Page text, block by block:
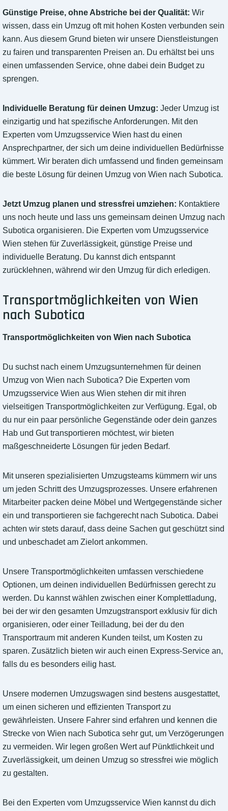
Günstige Preise, ohne Abstriche bei der Qualität: Wir
wissen, dass ein Umzug oft mit hohen Kosten verbunden sein
kann. Aus diesem Grund bieten wir unsere Dienstleistungen
zu fairen und transparenten Preisen an. Du erhältst bei uns
einen umfassenden Service, ohne dabei dein Budget zu
sprengen.
Individuelle Beratung für deinen Umzug: Jeder Umzug ist
einzigartig und hat spezifische Anforderungen. Mit den
Experten vom Umzugsservice Wien hast du einen
Ansprechpartner, der sich um deine individuellen Bedürfnisse
kümmert. Wir beraten dich umfassend und finden gemeinsam
die beste Lösung für deinen Umzug von Wien nach Subotica.
Jetzt Umzug planen und stressfrei umziehen: Kontaktiere
uns noch heute und lass uns gemeinsam deinen Umzug nach
Subotica organisieren. Die Experten vom Umzugsservice
Wien stehen für Zuverlässigkeit, günstige Preise und
individuelle Beratung. Du kannst dich entspannt
zurücklehnen, während wir den Umzug für dich erledigen.
Transportmöglichkeiten von Wien
nach Subotica
Transportmöglichkeiten von Wien nach Subotica
Du suchst nach einem Umzugsunternehmen für deinen
Umzug von Wien nach Subotica? Die Experten vom
Umzugsservice Wien aus Wien stehen dir mit ihren
vielseitigen Transportmöglichkeiten zur Verfügung. Egal, ob
du nur ein paar persönliche Gegenstände oder dein ganzes
Hab und Gut transportieren möchtest, wir bieten
maßgeschneiderte Lösungen für jeden Bedarf.
Mit unseren spezialisierten Umzugsteams kümmern wir uns
um jeden Schritt des Umzugsprozesses. Unsere erfahrenen
Mitarbeiter packen deine Möbel und Wertgegenstände sicher
ein und transportieren sie fachgerecht nach Subotica. Dabei
achten wir stets darauf, dass deine Sachen gut geschützt sind
und unbeschadet am Zielort ankommen.
Unsere Transportmöglichkeiten umfassen verschiedene
Optionen, um deinen individuellen Bedürfnissen gerecht zu
werden. Du kannst wählen zwischen einer Komplettladung,
bei der wir den gesamten Umzugstransport exklusiv für dich
organisieren, oder einer Teilladung, bei der du den
Transportraum mit anderen Kunden teilst, um Kosten zu
sparen. Zusätzlich bieten wir auch einen Express-Service an,
falls du es besonders eilig hast.
Unsere modernen Umzugswagen sind bestens ausgestattet,
um einen sicheren und effizienten Transport zu
gewährleisten. Unsere Fahrer sind erfahren und kennen die
Strecke von Wien nach Subotica sehr gut, um Verzögerungen
zu vermeiden. Wir legen großen Wert auf Pünktlichkeit und
Zuverlässigkeit, um deinen Umzug so stressfrei wie möglich
zu gestalten.
Bei den Experten vom Umzugsservice Wien kannst du dich